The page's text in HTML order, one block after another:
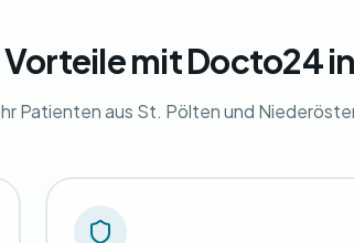
Vorteile mit Docto24
Patienten aus St. Pölten und